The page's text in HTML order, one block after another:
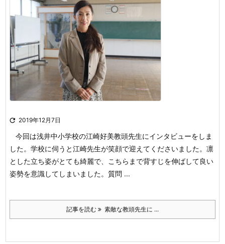
 2019年12月7日
今回は浅井中小学校の江崎好美教頭先生にインタビューをしま
した。 学校に伺うと江崎先生が笑顔で迎えてくださいました。凛
とした立ち姿がとても綺麗で、こちらまで背すじを伸ばして良い
姿勢を意識してしまいました。 質問 ...
記事を読む 素敵な教頭先生に ...